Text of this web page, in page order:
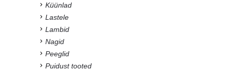
Küünlad
Lastele
Lambid
Nagid
Peeglid
Puidust tooted